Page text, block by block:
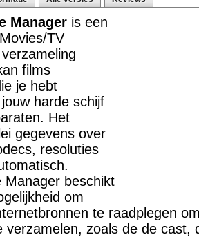
Manager is een
TV
films
je hebt
harde schijf
Het
gegevens over
resoluties
Manager beschikt
om
te raadplegen
verzamelen, zoals de de cast,